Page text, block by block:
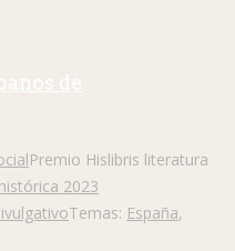
de
Premio Hislibris literatura
2023
Temas: España,